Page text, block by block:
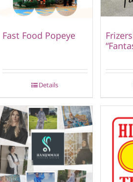
Fast Food Popeye
Details